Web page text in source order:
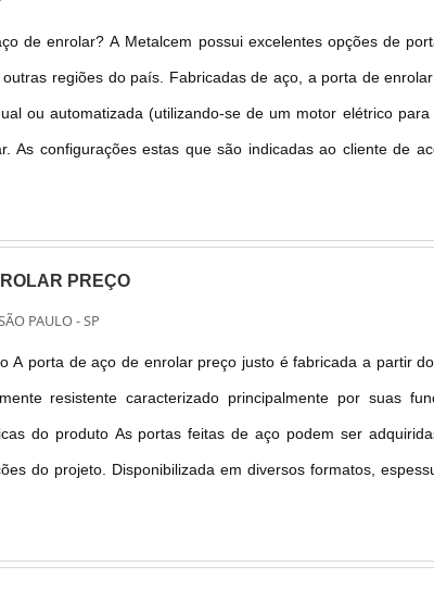
de enrolar? A Metalcem possui excelentes opções de
regiões do país. Fabricadas de aço, a porta de
ou automatizada (utilizando-se de um motor elétrico para
As configurações estas que são indicadas ao cliente de
Este tipo de porta pode ser utilizada em: -...
PREÇO
PAULO - SP
A porta de aço de enrolar preço justo é fabricada a partir
resistente caracterizado principalmente por suas
do produto As portas feitas de aço podem ser
do projeto. Disponibilizada em diversos formatos,
- Facilidade de instalação, - Melho...